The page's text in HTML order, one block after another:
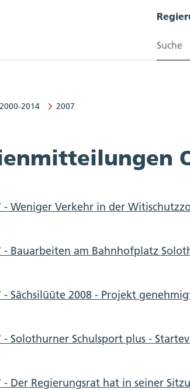
Suchen
2014 2007
- Weniger Verkehr in der
- Bauarbeiten am Bahnhofplatz
- Sächsilüüte 2008 - Projekt
- Solothurner Schulsport plus -
- Der Regierungsrat hat in seiner